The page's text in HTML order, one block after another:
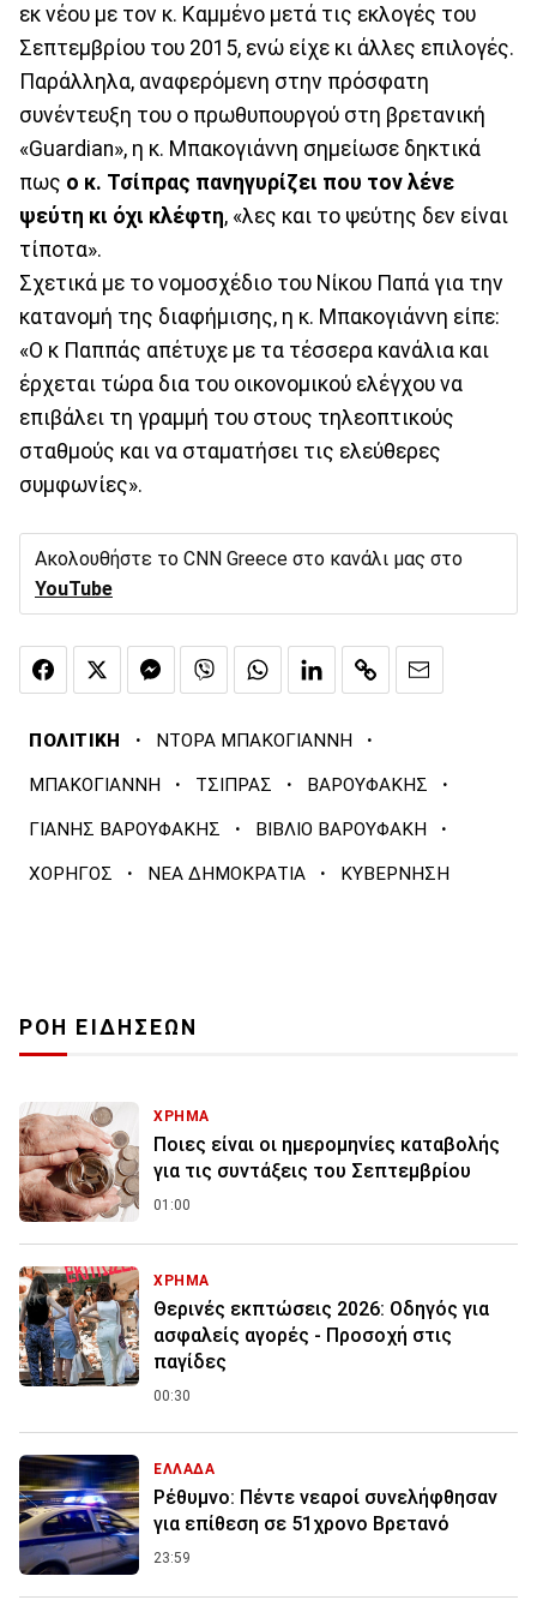
εκ νέου με τον κ. Καμμένο μετά τις εκλογές του
Σεπτεμβρίου του 2015, ενώ είχε κι άλλες επιλογές.
Παράλληλα, αναφερόμενη στην πρόσφατη
συνέντευξη του ο πρωθυπουργού στη βρετανική
«Guardian», η κ. Μπακογιάννη σημείωσε δηκτικά
πως ο κ. Τσίπρας πανηγυρίζει που τον λένε
ψεύτη κι όχι κλέφτη, «λες και το ψεύτης δεν είναι
τίποτα».
Σχετικά με το νομοσχέδιο του Νίκου Παπά για την
κατανομή της διαφήμισης, η κ. Μπακογιάννη είπε:
«Ο κ Παππάς απέτυχε με τα τέσσερα κανάλια και
έρχεται τώρα δια του οικονομικού ελέγχου να
επιβάλει τη γραμμή του στους τηλεοπτικούς
σταθμούς και να σταματήσει τις ελεύθερες
συμφωνίες».
Ακολουθήστε το CNN Greece στο κανάλι μας στο
YouTube
ΠΟΛΙΤΙΚΗ · ΝΤΟΡΑ ΜΠΑΚΟΓΙΑΝΝΗ ·
ΜΠΑΚΟΓΙΑΝΝΗ · ΤΣΙΠΡΑΣ · ΒΑΡΟΥΦΑΚΗΣ ·
ΓΙΑΝΗΣ ΒΑΡΟΥΦΑΚΗΣ · ΒΙΒΛΙΟ ΒΑΡΟΥΦΑΚΗ ·
ΧΟΡΗΓΟΣ · ΝΕΑ ΔΗΜΟΚΡΑΤΙΑ · ΚΥΒΕΡΝΗΣΗ
ΡΟΗ ΕΙΔΗΣΕΩΝ
ΧΡΗΜΑ
Ποιες είναι οι ημερομηνίες καταβολής
για τις συντάξεις του Σεπτεμβρίου
01:00
ΧΡΗΜΑ
Θερινές εκπτώσεις 2026: Οδηγός για
ασφαλείς αγορές - Προσοχή στις
παγίδες
00:30
ΕΛΛΑΔΑ
Ρέθυμνο: Πέντε νεαροί συνελήφθησαν
για επίθεση σε 51χρονο Βρετανό
23:59